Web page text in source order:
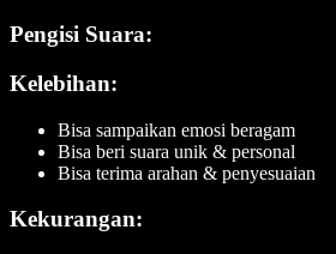
Pengisi Suara:
Kelebihan:
Bisa sampaikan emosi beragam
Bisa beri suara unik & personal
Bisa terima arahan & penyesuaian
Kekurangan: